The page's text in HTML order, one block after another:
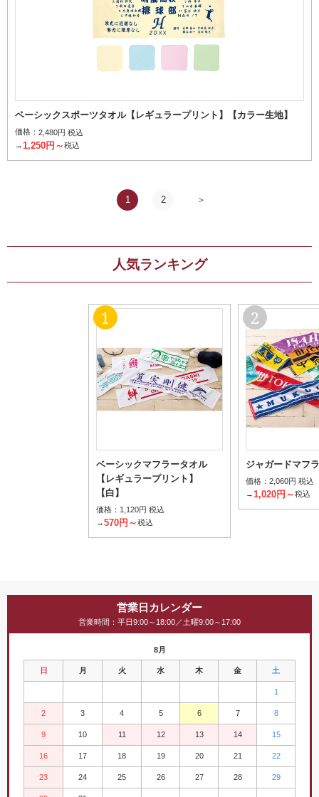
ベーシックスポーツタオル【レギュラープリント】【カラー生地】
価格： 2,480円 税込
→ 1,250円～税込
1 2
人気ランキング
ベーシックマフラータオル
【レギュラープリント】
【白】
価格： 1,120円 税込
→570円～税込
ジャガードマフ
価格： 2,060円 税込
→1,020円～税込
営業日カレンダー
営業時間：平日9:00～18:00／土曜9:00～17:00
8月
日 月 火 水 木 金 土
1
2 3 4 5 6 7 8
9 10 11 12 13 14 15
16 17 18 19 20 21 22
23 24 25 26 27 28 29